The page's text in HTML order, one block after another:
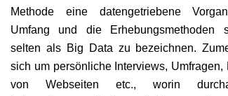
Methode eine datengetriebene
Umfang und die Erhebungsmethoden
selten als Big Data zu bezeichnen.
sich um persönliche Interviews, Umfragen,
von Webseiten etc., worin